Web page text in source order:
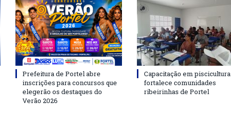
Prefeitura de Portel abre
inscrições para concursos que
elegerão os destaques do
Verão 2026
Capacitação em piscicultura
fortalece comunidades
ribeirinhas de Portel